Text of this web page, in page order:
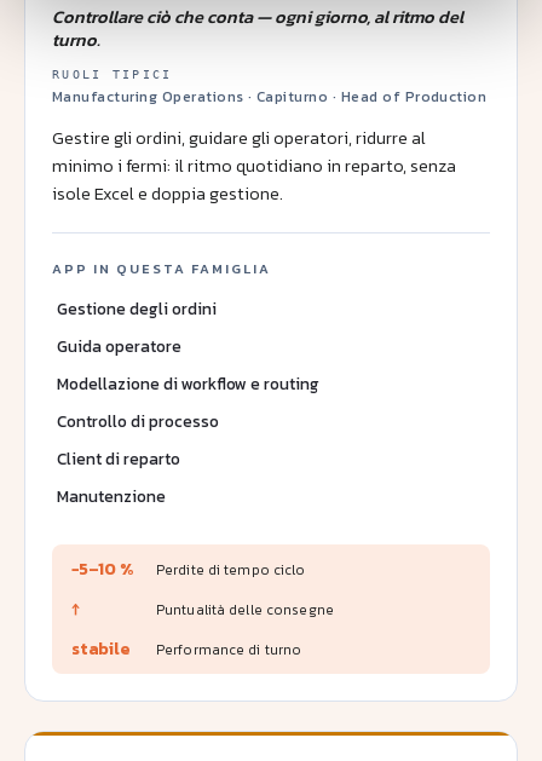
Controllare ciò che conta — ogni giorno, al ritmo del
turno.
RUOLI TIPICI
Manufacturing Operations · Capiturno · Head of Production
Gestire gli ordini, guidare gli operatori, ridurre al
minimo i fermi: il ritmo quotidiano in reparto, senza
isole Excel e doppia gestione.
APP IN QUESTA FAMIGLIA
Gestione degli ordini
Guida operatore
Modellazione di workflow e routing
Controllo di processo
Client di reparto
Manutenzione
−5–10 % Perdite di tempo ciclo
↑ Puntualità delle consegne
stabile Performance di turno